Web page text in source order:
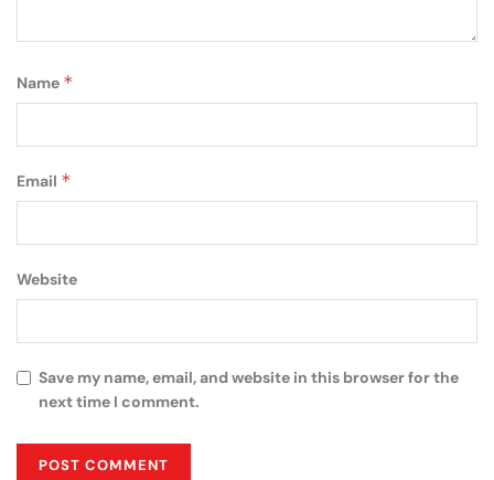
Name *
Email *
Website
Save my name, email, and website in this browser for the
next time I comment.